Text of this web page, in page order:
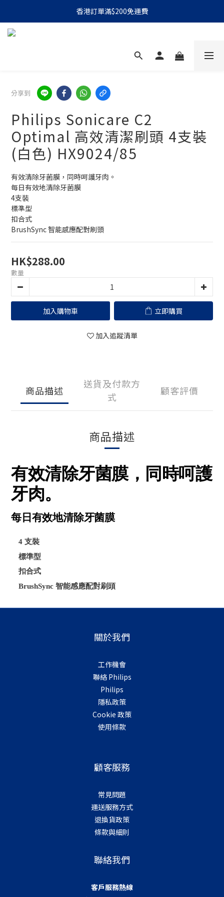
香港訂單滿$200免運費
分享到
Philips Sonicare C2
Optimal 高效清潔刷頭 4支裝
(白色) HX9024/85
有效清除牙菌膜，同時呵護牙肉。
每日有效地清除牙菌膜
4支裝
標準型
扣合式
BrushSync 智能感應配對刷頭
HK$288.00
數量
加入購物車 立即購買
加入追蹤清單
商品描述
送貨及付款方
式
顧客評價
商品描述
有效清除牙菌膜，同時呵護
牙肉。
每日有效地清除牙菌膜
4 支裝
標準型
扣合式
BrushSync 智能感應配對刷頭
關於我們
工作機會
聯絡 Philips
Philips
隱私政策
Cookie 政策
使用條款
顧客服務
常見問題
運送服務方式
退換貨政策
條款與細則
聯絡我們
客戶服務熱線